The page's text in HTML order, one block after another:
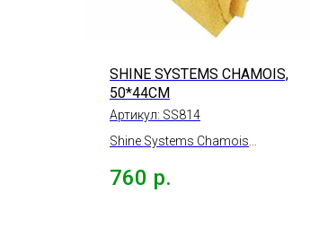
SHINE SYSTEMS CHAMOIS,
50*44СМ
Артикул: SS814
Shine Systems Chamois
сушки автомобиля, 50*44см.
760 р.